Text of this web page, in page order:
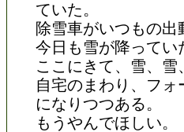
ていた。
除雪車がいつもの出
今日も雪が降ってい
ここにきて、雪、雪
自宅のまわり、フ
になりつつある。
もうやんでほしい。